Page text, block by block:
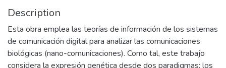
Description
Esta obra emplea las teorías de información de los sistemas
de comunicación digital para analizar las comunicaciones
biológicas (nano-comunicaciones). Como tal, este trabajo
considera la expresión genética desde dos paradigmas: los